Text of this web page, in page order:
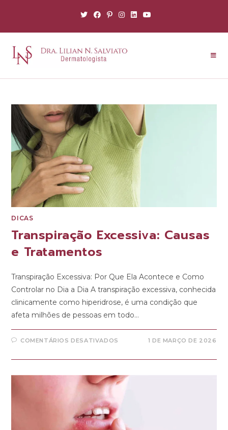
DICAS
Transpiração Excessiva: Causas
e Tratamentos
Transpiração Excessiva: Por Que Ela Acontece e Como
Controlar no Dia a Dia A transpiração excessiva, conhecida
clinicamente como hiperidrose, é uma condição que
afeta milhões de pessoas em todo…
COMENTÁRIOS DESATIVADOS 1 DE MARÇO DE 2026